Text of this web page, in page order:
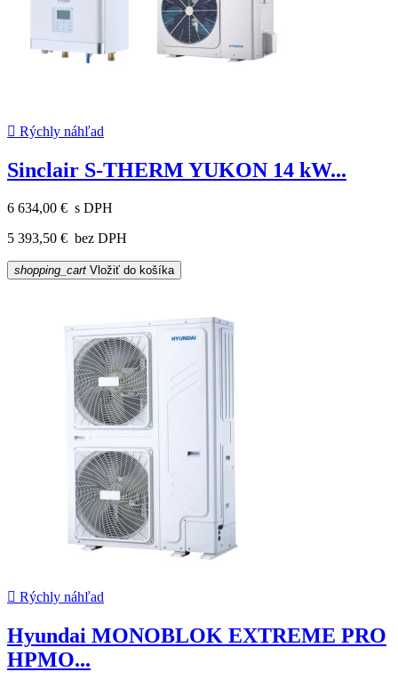
 Rýchly náhľad
Sinclair S-THERM YUKON 14 kW...
6 634,00 € s DPH
5 393,50 € bez DPH
shopping_cart Vložiť do košíka
 Rýchly náhľad
Hyundai MONOBLOK EXTREME PRO
HPMO...